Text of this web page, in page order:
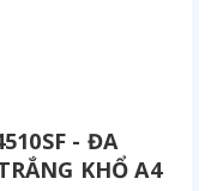
- ĐA
KHỔ A4